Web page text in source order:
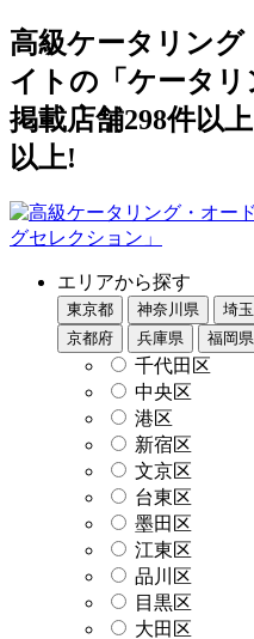
高級ケータリン
イトの「ケータリ
掲載店舗298件以
以上!
エリアから探す
東京都 神奈川県 埼
京都府
兵庫県 福岡県
千代田区
中央区
港区
新宿区
文京区
台東区
墨田区
江東区
品川区
目黒区
大田区